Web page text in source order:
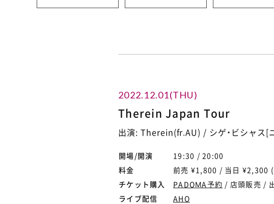
カネ / kinkibΦyz
2022.12.01(THU)
Therein Japan Tour
出演: Therein(fr.AU) / シゲ・ビシャス[
開場/開演
19:30 / 20:00
料金
前売 ¥1,800 / 当日 ¥2,300
チケット購入
PADOMA予約 / 店頭販売 /
ライブ配信
AHO